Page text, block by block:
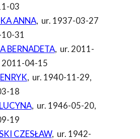
03
ANNA, ur. 1937-03-27
31
BERNADETA, ur. 2011-
2011-04-15
, ur. 1940-11-29,
18
, ur. 1946-05-20,
19
CZESŁAW, ur. 1942-